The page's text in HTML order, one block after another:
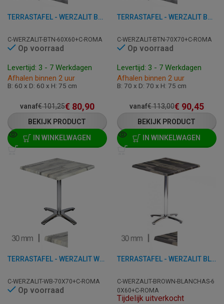
TERRASTAFEL - WERZALIT BETON - 60X60 CM
C-WERZALIT-BTN-60X60+C-ROMA
Op voorraad
Levertijd: 3 - 7 Werkdagen
Afhalen binnen 2 uur
B: 60 x D: 60 x H: 75 cm
vanaf€101,25€ 80,90
BEKIJK PRODUCT
IN WINKELWAGEN
TERRASTAFEL - WERZALIT BETON - 70X70 CM
C-WERZALIT-BTN-70X70+C-ROMA
Op voorraad
Levertijd: 3 - 7 Werkdagen
Afhalen binnen 2 uur
B: 70 x D: 70 x H: 75 cm
vanaf€113,00€ 90,45
BEKIJK PRODUCT
IN WINKELWAGEN
TERRASTAFEL - WERZALIT WHITE BLOCK - 70X70 CM
C-WERZALIT-WB-70X70+C-ROMA
Op voorraad
TERRASTAFEL - WERZALIT BLANCHAS BROWN - 60X60 CM
C-WERZALIT-BROWN-BLANCHAS-6
0X60+C-ROMA
Tijdelijk uitverkocht